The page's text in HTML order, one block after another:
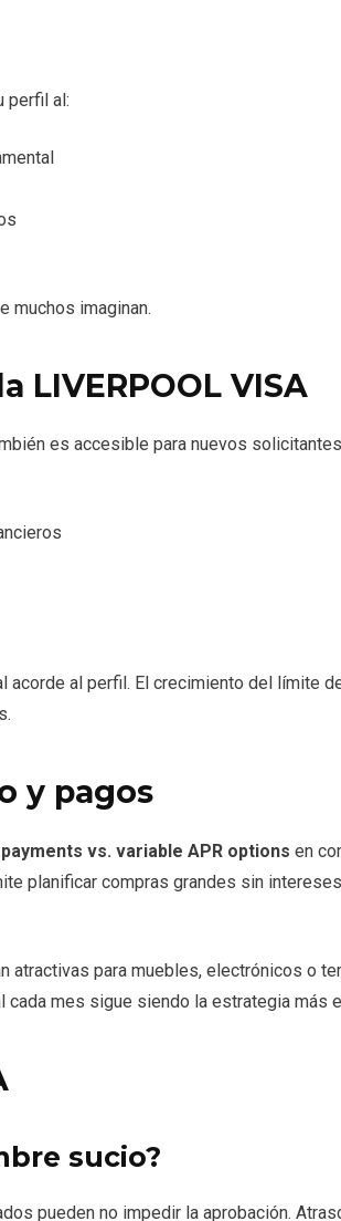
perfil al:
muchos imaginan.
LIVERPOOL VISA
es accesible para nuevos
acorde al perfil. El crecimiento del límite
y pagos
vs. variable APR options en
planificar compras grandes sin
atractivas para muebles, electrónicos o
mes sigue siendo la estrategia más
sucio?
pueden no impedir la aprobación.